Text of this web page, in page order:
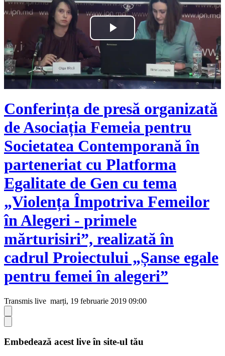
Play
Video
Conferința de presă organizată
de Asociația Femeia pentru
Societatea Contemporană în
parteneriat cu Platforma
Egalitate de Gen cu tema
„Violența Împotriva Femeilor
în Alegeri - primele
mărturisiri”, realizată în
cadrul Proiectului „Șanse egale
pentru femei în alegeri”
Transmis live marți, 19 februarie 2019 09:00
Embedează acest live în site-ul tău